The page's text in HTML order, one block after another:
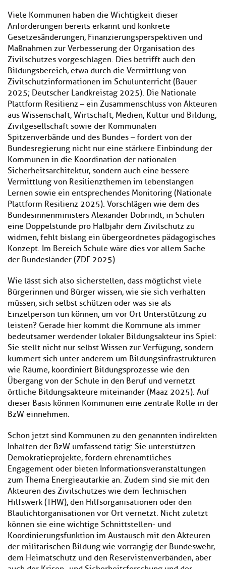
Viele Kommunen haben die Wichtigkeit dieser
Anforderungen bereits erkannt und konkrete
Gesetzesänderungen, Finanzierungsperspektiven und
Maßnahmen zur Verbesserung der Organisation des
Zivilschutzes vorgeschlagen. Dies betrifft auch den
Bildungsbereich, etwa durch die Vermittlung von
Zivilschutzinformationen im Schulunterricht (Bauer
2025; Deutscher Landkreistag 2025). Die Nationale
Plattform Resilienz – ein Zusammenschluss von Akteuren
aus Wissenschaft, Wirtschaft, Medien, Kultur und Bildung,
Zivilgesellschaft sowie der Kommunalen
Spitzenverbände und des Bundes – fordert von der
Bundesregierung nicht nur eine stärkere Einbindung der
Kommunen in die Koordination der nationalen
Sicherheitsarchitektur, sondern auch eine bessere
Vermittlung von Resilienzthemen im lebenslangen
Lernen sowie ein entsprechendes Monitoring (Nationale
Plattform Resilienz 2025). Vorschlägen wie dem des
Bundesinnenministers Alexander Dobrindt, in Schulen
eine Doppelstunde pro Halbjahr dem Zivilschutz zu
widmen, fehlt bislang ein übergeordnetes pädagogisches
Konzept. Im Bereich Schule wäre dies vor allem Sache
der Bundesländer (ZDF 2025).
Wie lässt sich also sicherstellen, dass möglichst viele
Bürgerinnen und Bürger wissen, wie sie sich verhalten
müssen, sich selbst schützen oder was sie als
Einzelperson tun können, um vor Ort Unterstützung zu
leisten? Gerade hier kommt die Kommune als immer
bedeutsamer werdender lokaler Bildungsakteur ins Spiel:
Sie stellt nicht nur selbst Wissen zur Verfügung, sondern
kümmert sich unter anderem um Bildungsinfrastrukturen
wie Räume, koordiniert Bildungsprozesse wie den
Übergang von der Schule in den Beruf und vernetzt
örtliche Bildungsakteure miteinander (Maaz 2025). Auf
dieser Basis können Kommunen eine zentrale Rolle in der
BzW einnehmen.
Schon jetzt sind Kommunen zu den genannten indirekten
Inhalten der BzW umfassend tätig: Sie unterstützen
Demokratieprojekte, fördern ehrenamtliches
Engagement oder bieten Informationsveranstaltungen
zum Thema Energieautarkie an. Zudem sind sie mit den
Akteuren des Zivilschutzes wie dem Technischen
Hilfswerk (THW), den Hilfsorganisationen oder den
Blaulichtorganisationen vor Ort vernetzt. Nicht zuletzt
können sie eine wichtige Schnittstellen- und
Koordinierungsfunktion im Austausch mit den Akteuren
der militärischen Bildung wie vorrangig der Bundeswehr,
dem Heimatschutz und den Reservistenverbänden, aber